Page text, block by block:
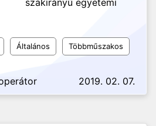
szakirányú egyetemi
Általános Többműszakos
2019. 02. 07.